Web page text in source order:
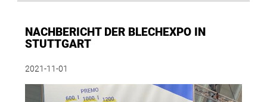
NACHBERICHT DER BLECHEXPO IN
STUTTGART
2021-11-01